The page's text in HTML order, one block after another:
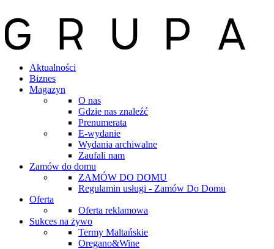
Aktualności
Biznes
Magazyn
O nas
Gdzie nas znaleźć
Prenumerata
E-wydanie
Wydania archiwalne
Zaufali nam
Zamów do domu
ZAMÓW DO DOMU
Regulamin usługi - Zamów Do Domu
Oferta
Oferta reklamowa
Sukces na żywo
Termy Maltańskie
Oregano&Wine